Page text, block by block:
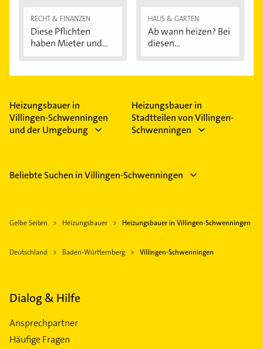
RECHT & FINANZEN
Diese Pflichten
haben Mieter und...
HAUS & GARTEN
Ab wann heizen? Bei
diesen
Heizungsbauer in
Villingen-Schwenningen
und der Umgebung
Heizungsbauer in
Stadtteilen von Villingen-
Schwenningen
Beliebte Suchen in Villingen-Schwenningen
Gelbe Seiten Heizungsbauer Heizungsbauer in Villingen-Schwenningen
Deutschland Baden-Württemberg Villingen-Schwenningen
Dialog & Hilfe
Ansprechpartner
Häufige Fragen